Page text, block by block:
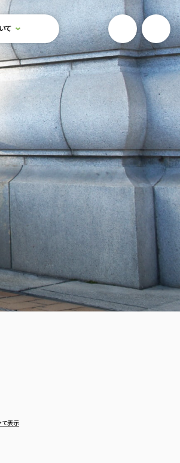
て 検索フォームを開閉する YouTube
て表示